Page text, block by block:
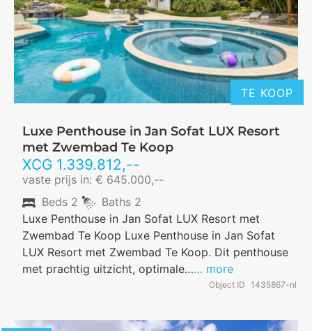
TE KOOP
Luxe Penthouse in Jan Sofat LUX Resort
met Zwembad Te Koop
XCG 1.339.812,--
vaste prijs in: € 645.000,--
Object ID 1435867-nl
Beds 2 Baths 2
Luxe Penthouse in Jan Sofat LUX Resort met
Zwembad Te Koop Luxe Penthouse in Jan Sofat
LUX Resort met Zwembad Te Koop. Dit penthouse
met prachtig uitzicht, optimale…… more